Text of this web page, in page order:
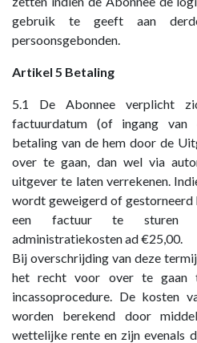
gebruik te geeft aan
persoonsgebonden.
Artikel 5 Betaling
5.1 De Abonnee verplicht
factuurdatum (of ingang van
betaling van de hem door de
over te gaan, dan wel via
uitgever te laten verrekenen.
wordt geweigerd of
een factuur te sturen
administratiekosten ad €25,00.
Bij overschrijding van deze
het recht voor over te gaan
incassoprocedure. De kosten
worden berekend door
wettelijke rente en zijn evenals